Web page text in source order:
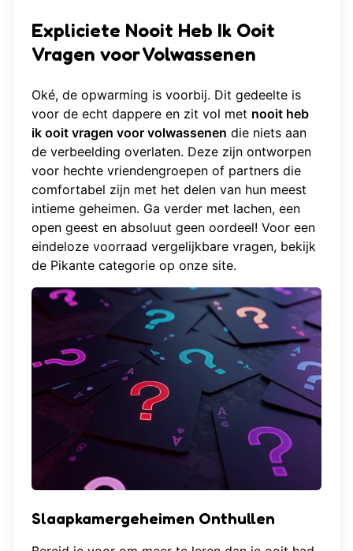
Expliciete Nooit Heb Ik Ooit
Vragen voor Volwassenen
Oké, de opwarming is voorbij. Dit gedeelte is
voor de echt dappere en zit vol met nooit heb
ik ooit vragen voor volwassenen die niets aan
de verbeelding overlaten. Deze zijn ontworpen
voor hechte vriendengroepen of partners die
comfortabel zijn met het delen van hun meest
intieme geheimen. Ga verder met lachen, een
open geest en absoluut geen oordeel! Voor een
eindeloze voorraad vergelijkbare vragen, bekijk
de Pikante categorie op onze site.
Slaapkamergeheimen Onthullen